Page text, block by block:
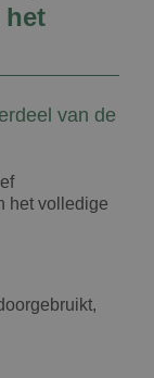
van de
het volledige